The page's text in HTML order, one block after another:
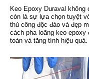
Keo Epoxy Duraval
còn là sự lựa chọn tuyệt
thủ công độc đáo và đẹp
cách pha loãng keo
toàn và tăng tính hiệu quả.